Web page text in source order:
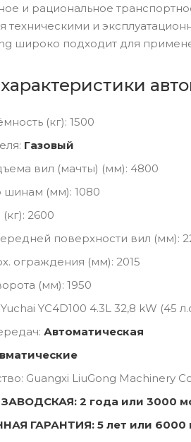
и рациональное
и
широко подходит для
(кг): 1500
Газовый
вил (мачты) (мм): 4800
(мм): 1080
2600
поверхности вил (мм):
ограждения (мм): 2015
(мм): 1950
YC4D100 4.3L 32,8 kW (45
Автоматическая
Guangxi LiuGong Machinery
2 года или 3000
ГАРАНТИЯ: 5 лет или 6000